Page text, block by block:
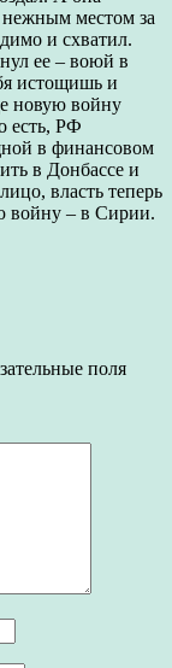
нежным местом за
и схватил.
ее – воюй в
истощишь и
новую войну
есть, РФ
в финансовом
в Донбассе и
власть теперь
войну – в Сирии.
поля